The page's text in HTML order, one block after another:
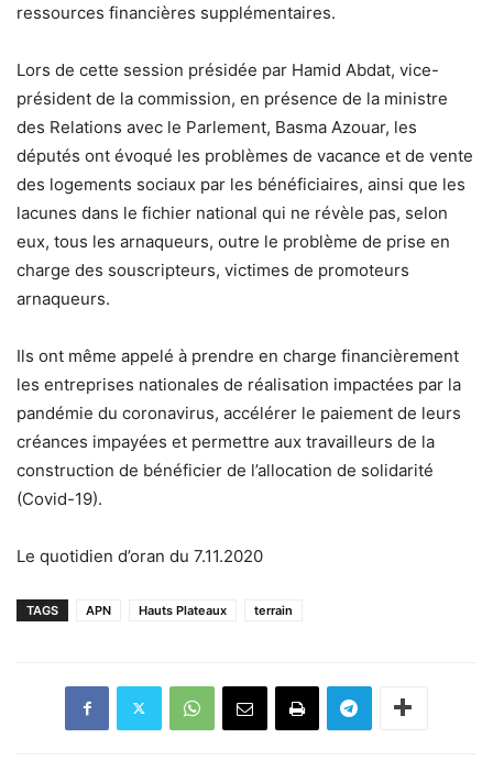
ressources financières supplémentaires.
Lors de cette session présidée par Hamid Abdat, vice-
président de la commission, en présence de la ministre
des Relations avec le Parlement, Basma Azouar, les
députés ont évoqué les problèmes de vacance et de vente
des logements sociaux par les bénéficiaires, ainsi que les
lacunes dans le fichier national qui ne révèle pas, selon
eux, tous les arnaqueurs, outre le problème de prise en
charge des souscripteurs, victimes de promoteurs
arnaqueurs.
Ils ont même appelé à prendre en charge financièrement
les entreprises nationales de réalisation impactées par la
pandémie du coronavirus, accélérer le paiement de leurs
créances impayées et permettre aux travailleurs de la
construction de bénéficier de l’allocation de solidarité
(Covid-19).
Le quotidien d’oran du 7.11.2020
TAGS APN Hauts Plateaux terrain